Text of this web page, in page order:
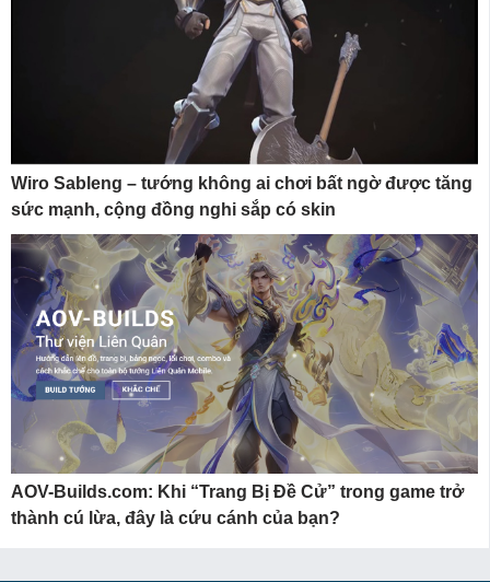
Wiro Sableng – tướng không ai chơi bất ngờ được tăng
sức mạnh, cộng đồng nghi sắp có skin
AOV-Builds.com: Khi “Trang Bị Đề Cử” trong game trở
thành cú lừa, đây là cứu cánh của bạn?